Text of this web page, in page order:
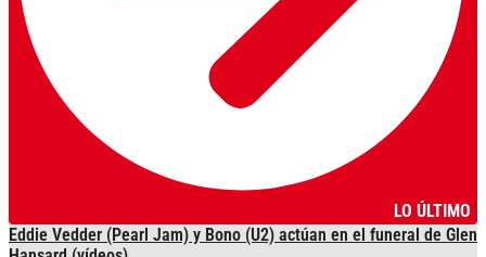
LO ÚLTIMO
Eddie Vedder (Pearl Jam) y Bono (U2) actúan en el funeral de Glen